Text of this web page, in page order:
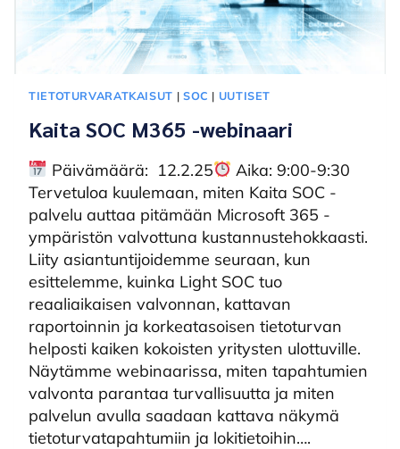
TIETOTURVARATKAISUT | SOC | UUTISET
Kaita SOC M365 -webinaari
Päivämäärä: 12.2.25
Aika: 9:00-9:30
Tervetuloa kuulemaan, miten Kaita SOC -
palvelu auttaa pitämään Microsoft 365 -
ympäristön valvottuna kustannustehokkaasti.
Liity asiantuntijoidemme seuraan, kun
esittelemme, kuinka Light SOC tuo
reaaliaikaisen valvonnan, kattavan
raportoinnin ja korkeatasoisen tietoturvan
helposti kaiken kokoisten yritysten ulottuville.
Näytämme webinaarissa, miten tapahtumien
valvonta parantaa turvallisuutta ja miten
palvelun avulla saadaan kattava näkymä
tietoturvatapahtumiin ja lokitietoihin….